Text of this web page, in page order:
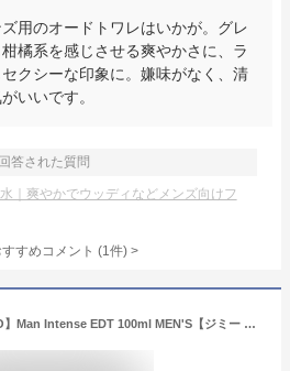
用のオードトワレはいかが。グレ
橘系を感じさせる爽やかさに、ラ
クシーな印象に。嫌味がなく、清
いいです。
回答された質問
｜爽やかでウッディなどメンズ向けフ
すめコメント (1件) >
正規品【JIMMY CHOO】Man Intense EDT 100ml MEN'S【ジミー チュウ】マン インテンス EDT・SP 100ml [香水・フレグランス:フルボトル:メンズ・男性用]